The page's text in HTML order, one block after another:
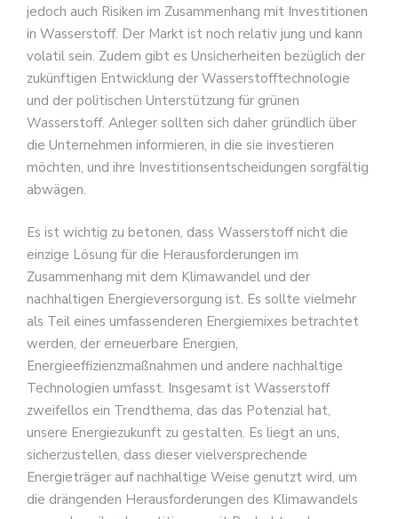
jedoch auch Risiken im Zusammenhang mit Investitionen
in Wasserstoff. Der Markt ist noch relativ jung und kann
volatil sein. Zudem gibt es Unsicherheiten bezüglich der
zukünftigen Entwicklung der Wasserstofftechnologie
und der politischen Unterstützung für grünen
Wasserstoff. Anleger sollten sich daher gründlich über
die Unternehmen informieren, in die sie investieren
möchten, und ihre Investitionsentscheidungen sorgfältig
abwägen.
Es ist wichtig zu betonen, dass Wasserstoff nicht die
einzige Lösung für die Herausforderungen im
Zusammenhang mit dem Klimawandel und der
nachhaltigen Energieversorgung ist. Es sollte vielmehr
als Teil eines umfassenderen Energiemixes betrachtet
werden, der erneuerbare Energien,
Energieeffizienzmaßnahmen und andere nachhaltige
Technologien umfasst. Insgesamt ist Wasserstoff
zweifellos ein Trendthema, das das Potenzial hat,
unsere Energiezukunft zu gestalten. Es liegt an uns,
sicherzustellen, dass dieser vielversprechende
Energieträger auf nachhaltige Weise genutzt wird, um
die drängenden Herausforderungen des Klimawandels